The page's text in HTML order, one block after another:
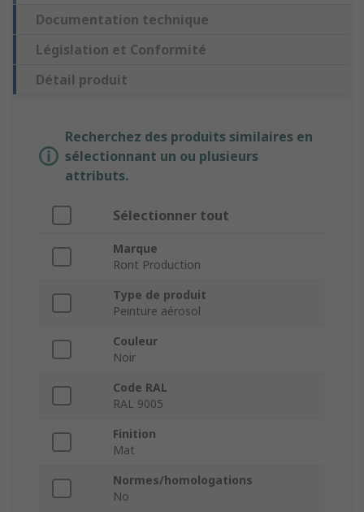
Documentation technique
Législation et Conformité
Détail produit
Recherchez des produits similaires en
sélectionnant un ou plusieurs
attributs.
Sélectionner tout
Marque
Ront Production
Type de produit
Peinture aérosol
Couleur
Noir
Code RAL
RAL 9005
Finition
Mat
Normes/homologations
No